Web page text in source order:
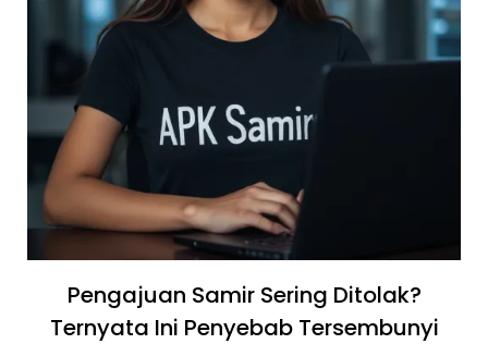
Pengajuan Samir Sering Ditolak?
Ternyata Ini Penyebab Tersembunyi